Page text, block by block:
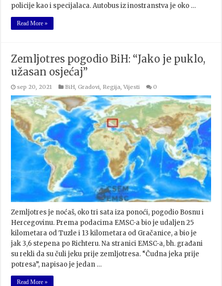
policije kao i specijalaca. Autobus iz inostranstva je oko …
Read More »
Zemljotres pogodio BiH: “Jako je puklo,
užasan osjećaj”
sep 20, 2021 BiH, Gradovi, Regija,Vijesti 0
Zemljotres je noćaš, oko tri sata iza ponoći, pogodio Bosnu i
Hercegovinu. Prema podacima EMSC-a bio je udaljen 25
kilometara od Tuzle i 13 kilometara od Gračanice, a bio je
jak 3,6 stepena po Richteru. Na stranici EMSC-a, bh. građani
su rekli da su čuli jeku prije zemljotresa. “Čudna jeka prije
potresa”, napisao je jedan …
Read More »